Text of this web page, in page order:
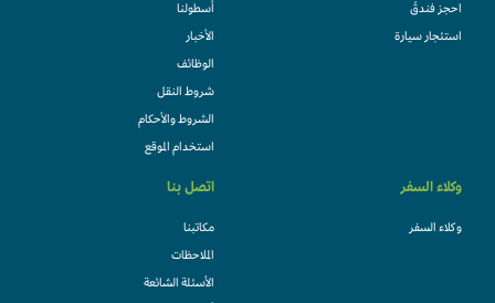
احجز فندقً
استئجار سيارة
أسطولنا
الأخبار
الوظائف
شروط النقل
الشروط والأحكام
استخدام الموقع
وكلاء السفر
وكلاء السفر
اتصل بنا
مكاتبنا
الملاحظات
الأسئلة الشائعة